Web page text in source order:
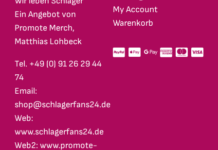
Ein Angebot von
Promote Merch,
Matthias Lohbeck
Tel. +49 (0) 91 26 29 44
74
Email:
shop@schlagerfans24.de
Web:
www.schlagerfans24.de
Web2: www.promote-
My Account
Warenkorb